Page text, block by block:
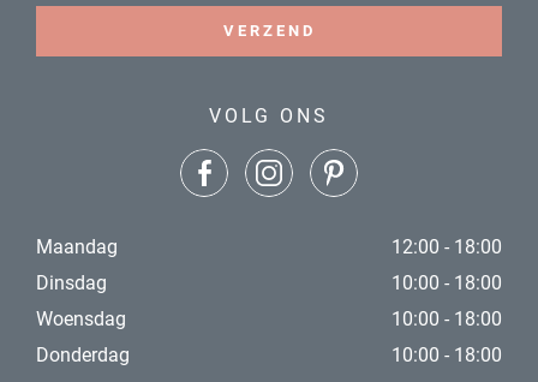
VERZEND
VOLG ONS
Maandag
12:00 - 18:00
Dinsdag
10:00 - 18:00
Woensdag
10:00 - 18:00
Donderdag
10:00 - 18:00